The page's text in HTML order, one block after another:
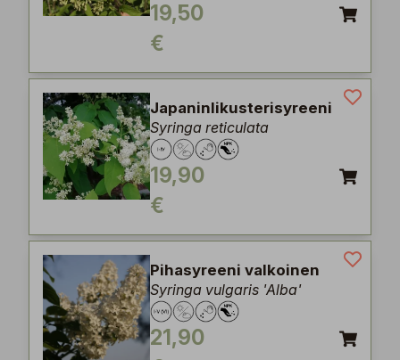
19,50
€
Japaninlikusterisyreeni
Syringa reticulata
19,90
€
Pihasyreeni valkoinen
Syringa vulgaris 'Alba'
21,90